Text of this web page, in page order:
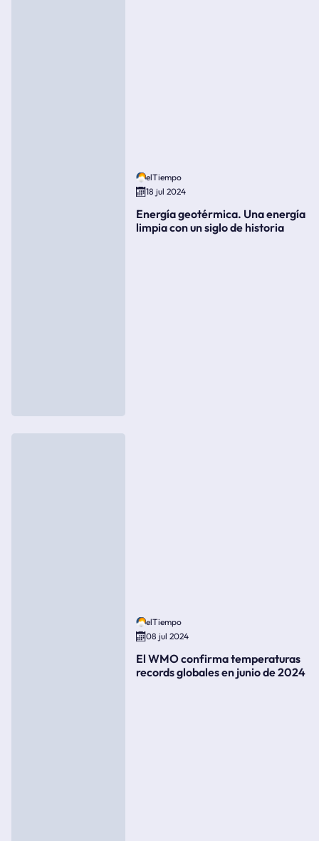
elTiempo
18 jul 2024
Energía geotérmica. Una energía
limpia con un siglo de historia
elTiempo
08 jul 2024
El WMO confirma temperaturas
records globales en junio de 2024